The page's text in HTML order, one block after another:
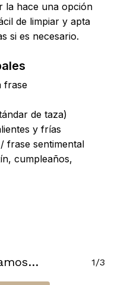
la hace una opción
de limpiar y apta
si es necesario.
frase
de taza)
y frías
frase sentimental
cumpleaños,
1/3